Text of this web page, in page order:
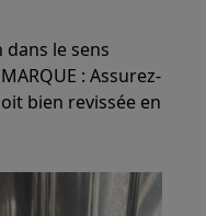
le sens
: Assurez-
bien revissée en